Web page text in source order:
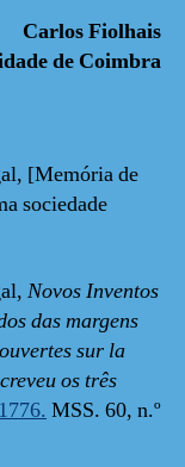
Carlos Fiolhais
de Coimbra
[Memória de
sociedade
Novos Inventos
das margens
sur la
os três
MSS. 60, n.º